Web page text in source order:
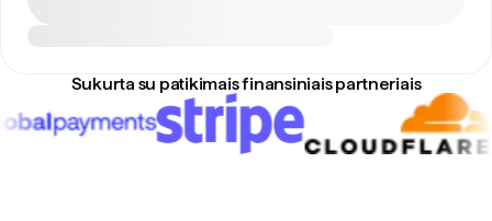
Sukurta su patikimais finansiniais partneriais